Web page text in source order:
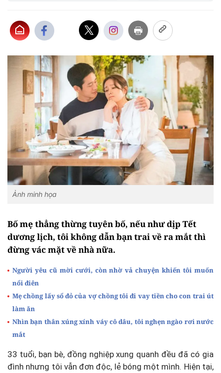
Ảnh minh họa
Bố mẹ thẳng thừng tuyên bố, nếu như dịp Tết
dương lịch, tôi không dẫn bạn trai về ra mắt thì
đừng vác mặt về nhà nữa.
Người yêu cũ mời cưới, còn nhờ vả chuyện khiến tôi muốn
nổi điên
Mẹ chồng lấy sổ đỏ của vợ chồng tôi đi vay tiền cho con trai út
làm ăn
Nhìn bạn thân xúng xính váy cô dâu, tôi nghẹn ngào rơi nước
mắt
33 tuổi, bạn bè, đồng nghiệp xung quanh đều đã có gia
đình nhưng tôi vẫn đơn độc, lẻ bóng một mình. Hiện tại,